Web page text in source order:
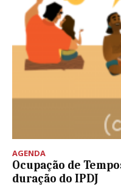
AGENDA
Ocupação de
duração do IPDJ